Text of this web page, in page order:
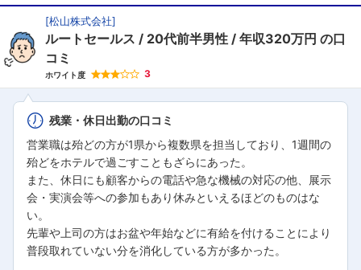
[松山株式会社]
ルートセールス 20代前半男性 年収320万円 の口
コミ
ホワイト度 3
残業・休日出勤の口コミ
営業職は殆どの方が1県から複数県を担当しており、1週間の
殆どをホテルで過ごすこともざらにあった。
また、休日にも顧客からの電話や急な機械の対応の他、展示
会・実演会等への参加もあり休みといえるほどのものはな
い。
先輩や上司の方はお盆や年始などに有給を付けることにより
普段取れていない分を消化している方が多かった。